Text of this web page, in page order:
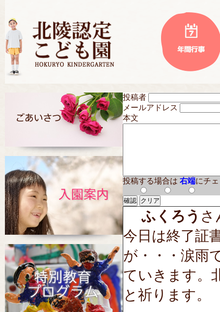
投稿者
メールアドレス
本文
投稿する場合は 右端にチ
ふくろう さ
今日は終了証
が・・・涙雨
ていきます。
と祈ります。